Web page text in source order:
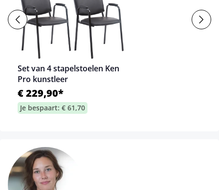
Set van 4 stapelstoelen Ken
Pro kunstleer
€ 229,90*
Je bespaart: € 61,70